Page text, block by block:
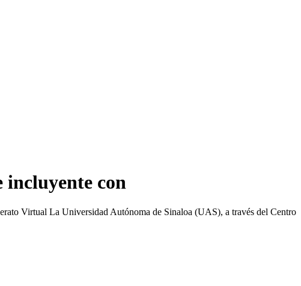
incluyente con
Virtual La Universidad Autónoma de Sinaloa (UAS), a través del Centro